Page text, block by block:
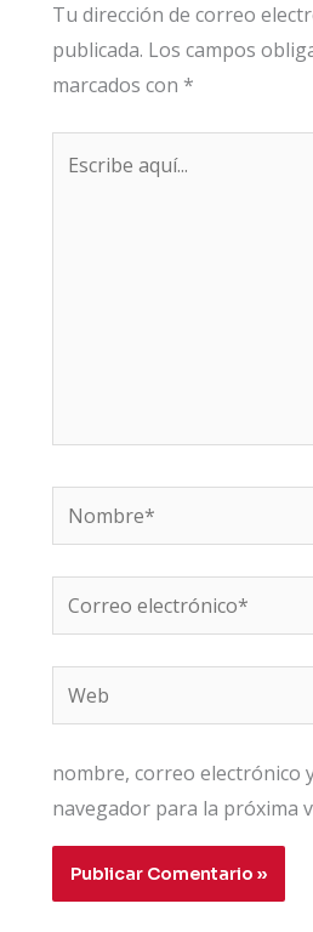
Tu dirección de correo
publicada. Los campos
marcados con *
Nombre*
Correo
electrónico*
Web
nombre, correo electrónico
navegador para la próxima